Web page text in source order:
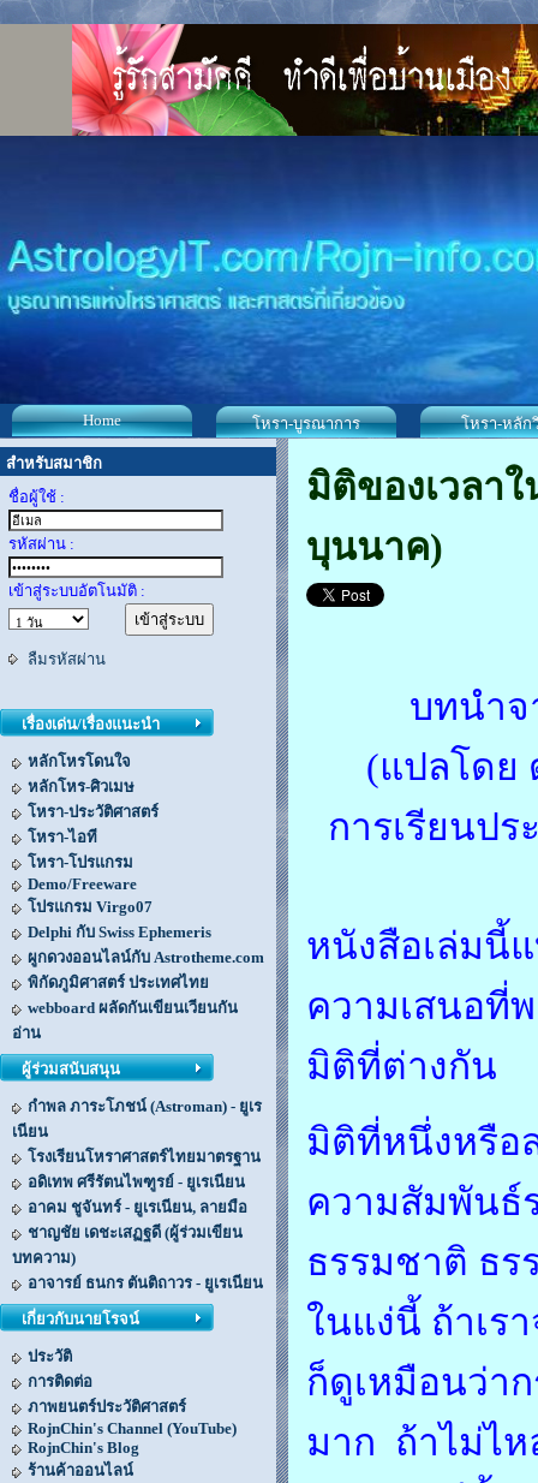
Home โหรา-บูรณาการ โหรา-หลัก
สำหรับสมาชิก
ชื่อผู้ใช้ :
รหัสผ่าน :
เข้าสู่ระบบอัตโนมัติ :
ลืมรหัสผ่าน
เรื่องเด่น/เรื่องแนะนำ
หลักโหรโดนใจ
หลักโหร-ศิวเมษ
โหรา-ประวัติศาสตร์
โหรา-ไอที
โหรา-โปรแกรม
Demo/Freeware
โปรแกรม Virgo07
Delphi กับ Swiss Ephemeris
ผูกดวงออนไลน์กับ Astrotheme.com
พิกัดภูมิศาสตร์ ประเทศไทย
webboard ผลัดกันเขียนเวียนกัน
อ่าน
ผู้ร่วมสนับสนุน
กำพล ภาระโภชน์ (Astroman) - ยูเร
เนียน
โรงเรียนโหราศาสตร์ไทยมาตรฐาน
อดิเทพ ศรีรัตนไพฑูรย์ - ยูเรเนียน
อาคม ชูจันทร์ - ยูเรเนียน, ลายมือ
ชาญชัย เดชะเสฏฐดี (ผู้ร่วมเขียน
บทความ)
อาจารย์ ธนกร ตันติถาวร - ยูเรเนียน
เกี่ยวกับนายโรจน์
ประวัติ
การติดต่อ
ภาพยนตร์ประวัติศาสตร์
RojnChin's Channel (YouTube)
RojnChin's Blog
ร้านค้าออนไลน์
มิติของเวลา
บุนนาค)
บทนำจ
(แปลโดย
การเรียนป
หนังสือเล่มนี้
ความเสนอที่
มิติที่ต่างกัน
มิติที่หนึ่งหรือ
ความสัมพันธ์
ธรรมชาติ ธร
ในแง่นี้ ถ้าเร
ก็ดูเหมือนว่า
มาก ถ้าไม่ไห